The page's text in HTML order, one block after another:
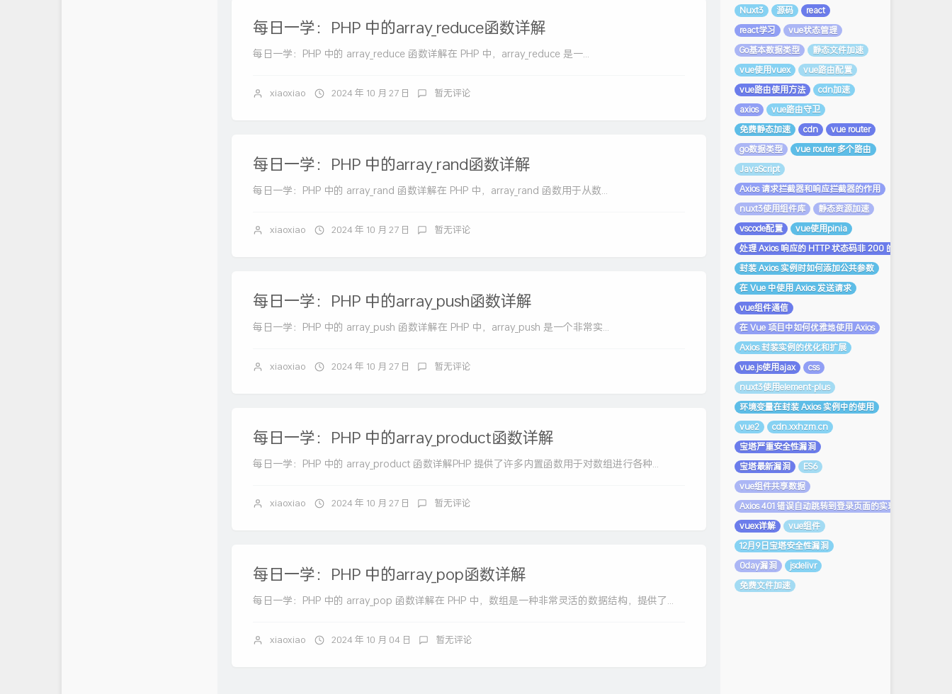
每日一学：PHP 中的array_reduce函数详解
每日一学：PHP 中的 array_reduce 函数详解在 PHP 中，array_reduce 是一...
xiaoxiao 2024 年 10 月 27 日 暂无评论
每日一学：PHP 中的array_rand函数详解
每日一学：PHP 中的 array_rand 函数详解在 PHP 中，array_rand 函数用于从数...
xiaoxiao 2024 年 10 月 27 日 暂无评论
每日一学：PHP 中的array_push函数详解
每日一学：PHP 中的 array_push 函数详解在 PHP 中，array_push 是一个非常实...
xiaoxiao 2024 年 10 月 27 日 暂无评论
每日一学：PHP 中的array_product函数详解
每日一学：PHP 中的 array_product 函数详解PHP 提供了许多内置函数用于对数组进行各种...
xiaoxiao 2024 年 10 月 27 日 暂无评论
每日一学：PHP 中的array_pop函数详解
每日一学：PHP 中的 array_pop 函数详解在 PHP 中，数组是一种非常灵活的数据结构，提供了...
xiaoxiao 2024 年 10 月 04 日 暂无评论
Nuxt3
源码
react
react学习
vue状态管理
Go基本数据类型
静态文件加速
vue使用vuex
vue路由配置
vue路由使用方法
cdn加速
axios
vue路由守卫
免费静态加速
cdn
vue router
go数据类型
vue router 多个路由
JavaScript
Axios 请求拦截器和响应拦截器的作用
nuxt3使用组件库
静态资源加速
vscode配置
vue使用pinia
处理 Axios 响应的 HTTP 状态码非 200 的情况
封装 Axios 实例时如何添加公共参数
在 Vue 中使用 Axios 发送请求
vue组件通信
在 Vue 项目中如何优雅地使用 Axios
Axios 封装实例的优化和扩展
vue.js使用ajax
css
nuxt3使用element-plus
环境变量在封装 Axios 实例中的使用
vue2
cdn.xxhzm.cn
宝塔严重安全性漏洞
宝塔最新漏洞
ES6
vue组件共享数据
Axios 401 错误自动跳转到登录页面的实现
vuex详解
vue组件
12月9日宝塔安全性漏洞
0day漏洞
jsdelivr
免费文件加速